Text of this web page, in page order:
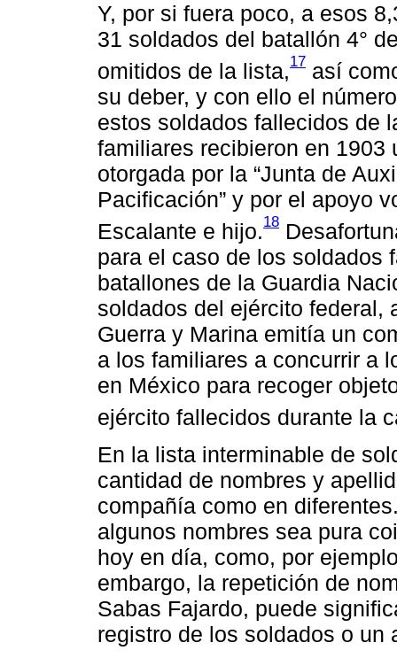
Y, por si fuera poco, a esos
31 soldados del batallón 4°
omitidos de la lista,17 así
su deber, y con ello el
estos soldados fallecidos de
familiares recibieron en 1903
otorgada por la “Junta de
Pacificación” y por el apoyo
Escalante e hijo.18
para el caso de los soldados
batallones de la Guardia
soldados del ejército federal,
Guerra y Marina emitía un
a los familiares a concurrir a
en México para recoger
ejército fallecidos durante la
En la lista interminable de
cantidad de nombres y
compañía como en
algunos nombres sea pura
hoy en día, como, por
embargo, la repetición de
Sabas Fajardo, puede
registro de los soldados o un